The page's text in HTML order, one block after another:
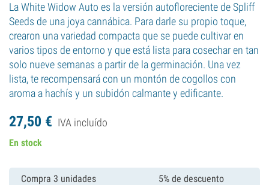
La White Widow Auto es la versión autofloreciente de Spliff
Seeds de una joya cannábica. Para darle su propio toque,
crearon una variedad compacta que se puede cultivar en
varios tipos de entorno y que está lista para cosechar en tan
solo nueve semanas a partir de la germinación. Una vez
lista, te recompensará con un montón de cogollos con
aroma a hachís y un subidón calmante y edificante.
27,50 € IVA incluído
En stock
Compra 3 unidades 5% de descuento